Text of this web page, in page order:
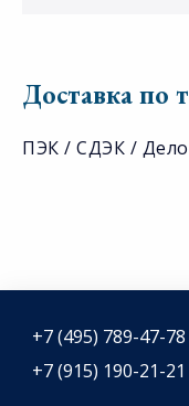
Доставка по
ПЭК / СДЭК /
+7 (495) 789-47-78
+7 (915) 190-21-21